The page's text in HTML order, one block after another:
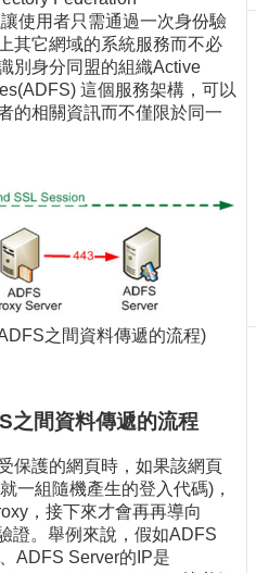
使用者只需通過一次身份驗
其它網域的系統服務而不必
別身分同盟的組織Active
這個服務架構，可以
的相關資訊而不僅限於同一
之間資料傳遞的流程)
間資料傳遞的流程
保護的網頁時，如果該網頁
一組隨機產生的登入代碼)，
，接下來才會再再導向
證。舉例來說，假如ADFS
ADFS Server的IP是